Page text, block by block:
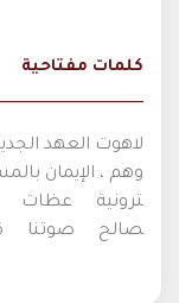
كلمات مفتاحية
لاهوت العهد
وهم ، الإيمان
ترونية
عظات
صالح
صوتنا